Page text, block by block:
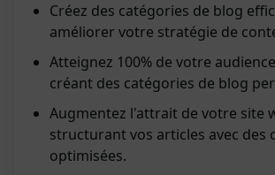
Créez des catégories de blog
améliorer votre stratégie de
Atteignez 100% de votre
créant des catégories de blog
Augmentez l'attrait de votre site
structurant vos articles avec des
optimisées.